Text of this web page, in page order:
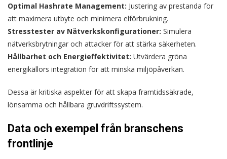
Optimal Hashrate Management: Justering av prestanda för
att maximera utbyte och minimera elförbrukning.
Stresstester av Nätverkskonfigurationer: Simulera
nätverksbrytningar och attacker för att stärka säkerheten.
Hållbarhet och Energieffektivitet: Utvärdera gröna
energikällors integration för att minska miljöpåverkan.
Dessa är kritiska aspekter för att skapa framtidssäkrade,
lönsamma och hållbara gruvdriftssystem.
Data och exempel från branschens
frontlinje